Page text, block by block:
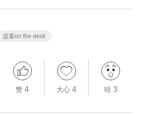
提案on the desk
赞 4 大心 4 哇 3